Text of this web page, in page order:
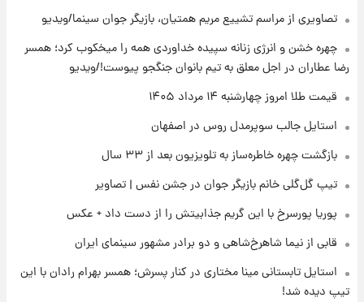
۱۷ ساعت پیش
کرد
۱۹ ساعت پیش
۱۴۰۵/ نرخ‌ها ثابت ماند؟ +جدول
علی مطهری: اجرای کامل تفاهم‌نامه اسلام‌آباد،
۲۰ ساعت پیش
مدرسه میناب؛ «باید سیلی محکمی به صورت
تصاویری از مراسم تشییع مریم همتیان، بازیگر جوان سینما/ویدیو
چهره خشن و انرژی زنانه سپیده خداوردی همه را میخکوب کرد؛ همسر
رضا عطاران در اجل معلق به تیم بانوان جنگجو پیوست!/ویدیو
قیمت طلا امروز چهارشنبه ۱۴ مرداد ۱۴۰۵
استایل جالب سوپرمدل روس در اصفهان
بازگشت چهره خاطره‌ساز به تلویزیون بعد از ۳۳ سال
تیپ گل‌گلی خانم بازیگر جوان در جشن نفس | تصاویر
پوریا پورسرخ با این گریم جذابیتش را از دست داد + عکس
قابی از نیما شاهرخ‌شاهی و دو برادر مشهور سینمای ایران
استایل تابستانی مینا مختاری در کنار پسرش؛ همسر بهرام رادان با این
تیپ دیده شد!